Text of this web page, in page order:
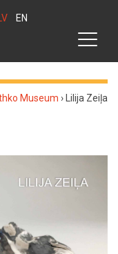
EN
Museum › Lilija Zeiļa